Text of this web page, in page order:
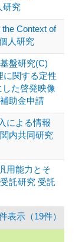
研究
Context of
人研究
盤研究(C)
に関する定性
た啓発映像
助金申請
による情報
内共同研究
用能力とそ
託研究 受託
表示（19件）